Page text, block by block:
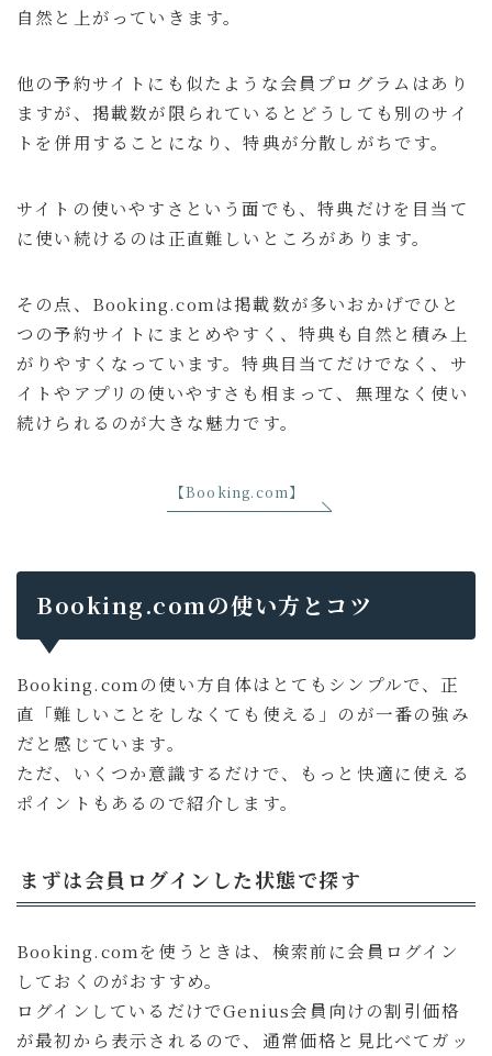
自然と上がっていきます。
他の予約サイトにも似たような会員プログラムはあり
ますが、掲載数が限られているとどうしても別のサイ
トを併用することになり、特典が分散しがちです。
サイトの使いやすさという面でも、特典だけを目当て
に使い続けるのは正直難しいところがあります。
その点、Booking.comは掲載数が多いおかげでひと
つの予約サイトにまとめやすく、特典も自然と積み上
がりやすくなっています。特典目当てだけでなく、サ
イトやアプリの使いやすさも相まって、無理なく使い
続けられるのが大きな魅力です。
【Booking.com】
Booking.comの使い方とコツ
Booking.comの使い方自体はとてもシンプルで、正
直「難しいことをしなくても使える」のが一番の強み
だと感じています。
ただ、いくつか意識するだけで、もっと快適に使える
ポイントもあるので紹介します。
まずは会員ログインした状態で探す
Booking.comを使うときは、検索前に会員ログイン
しておくのがおすすめ。
ログインしているだけでGenius会員向けの割引価格
が最初から表示されるので、通常価格と見比べてガッ